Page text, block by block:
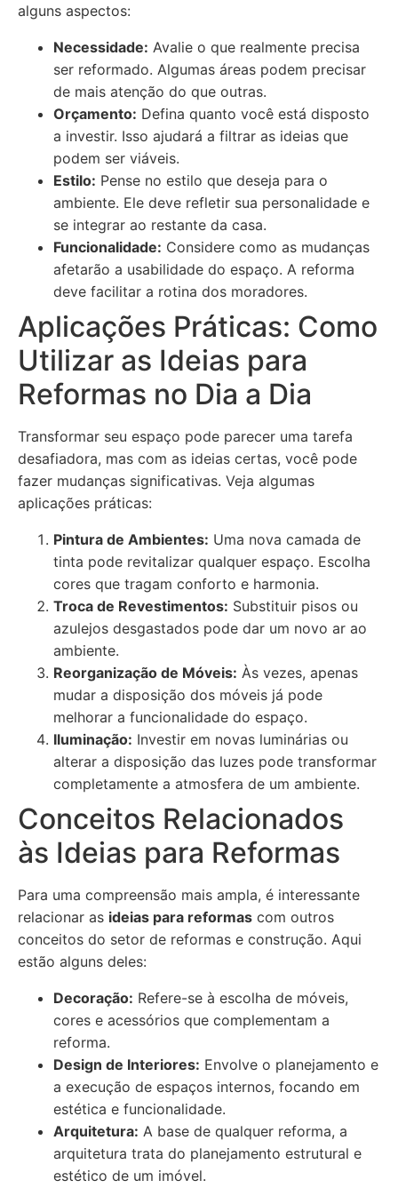
alguns aspectos:
Necessidade: Avalie o que realmente precisa
ser reformado. Algumas áreas podem precisar
de mais atenção do que outras.
Orçamento: Defina quanto você está disposto
a investir. Isso ajudará a filtrar as ideias que
podem ser viáveis.
Estilo: Pense no estilo que deseja para o
ambiente. Ele deve refletir sua personalidade e
se integrar ao restante da casa.
Funcionalidade: Considere como as mudanças
afetarão a usabilidade do espaço. A reforma
deve facilitar a rotina dos moradores.
Aplicações Práticas: Como
Utilizar as Ideias para
Reformas no Dia a Dia
Transformar seu espaço pode parecer uma tarefa
desafiadora, mas com as ideias certas, você pode
fazer mudanças significativas. Veja algumas
aplicações práticas:
Pintura de Ambientes: Uma nova camada de
tinta pode revitalizar qualquer espaço. Escolha
cores que tragam conforto e harmonia.
Troca de Revestimentos: Substituir pisos ou
azulejos desgastados pode dar um novo ar ao
ambiente.
Reorganização de Móveis: Às vezes, apenas
mudar a disposição dos móveis já pode
melhorar a funcionalidade do espaço.
Iluminação: Investir em novas luminárias ou
alterar a disposição das luzes pode transformar
completamente a atmosfera de um ambiente.
Conceitos Relacionados
às Ideias para Reformas
Para uma compreensão mais ampla, é interessante
relacionar as ideias para reformas com outros
conceitos do setor de reformas e construção. Aqui
estão alguns deles:
Decoração: Refere-se à escolha de móveis,
cores e acessórios que complementam a
reforma.
Design de Interiores: Envolve o planejamento e
a execução de espaços internos, focando em
estética e funcionalidade.
Arquitetura: A base de qualquer reforma, a
arquitetura trata do planejamento estrutural e
estético de um imóvel.